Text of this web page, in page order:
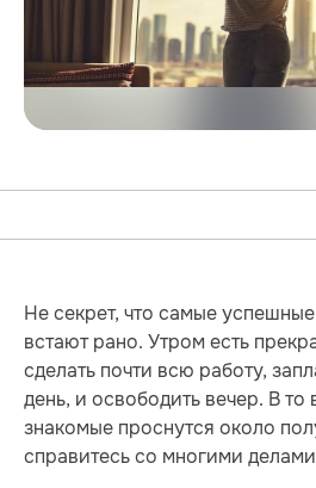
Не секрет, что самые
встают рано. Утром есть
сделать почти всю работу,
день, и освободить вечер. В
знакомые проснутся около
справитесь со многими